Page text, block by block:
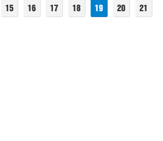
15 16 17 18 19 20
21